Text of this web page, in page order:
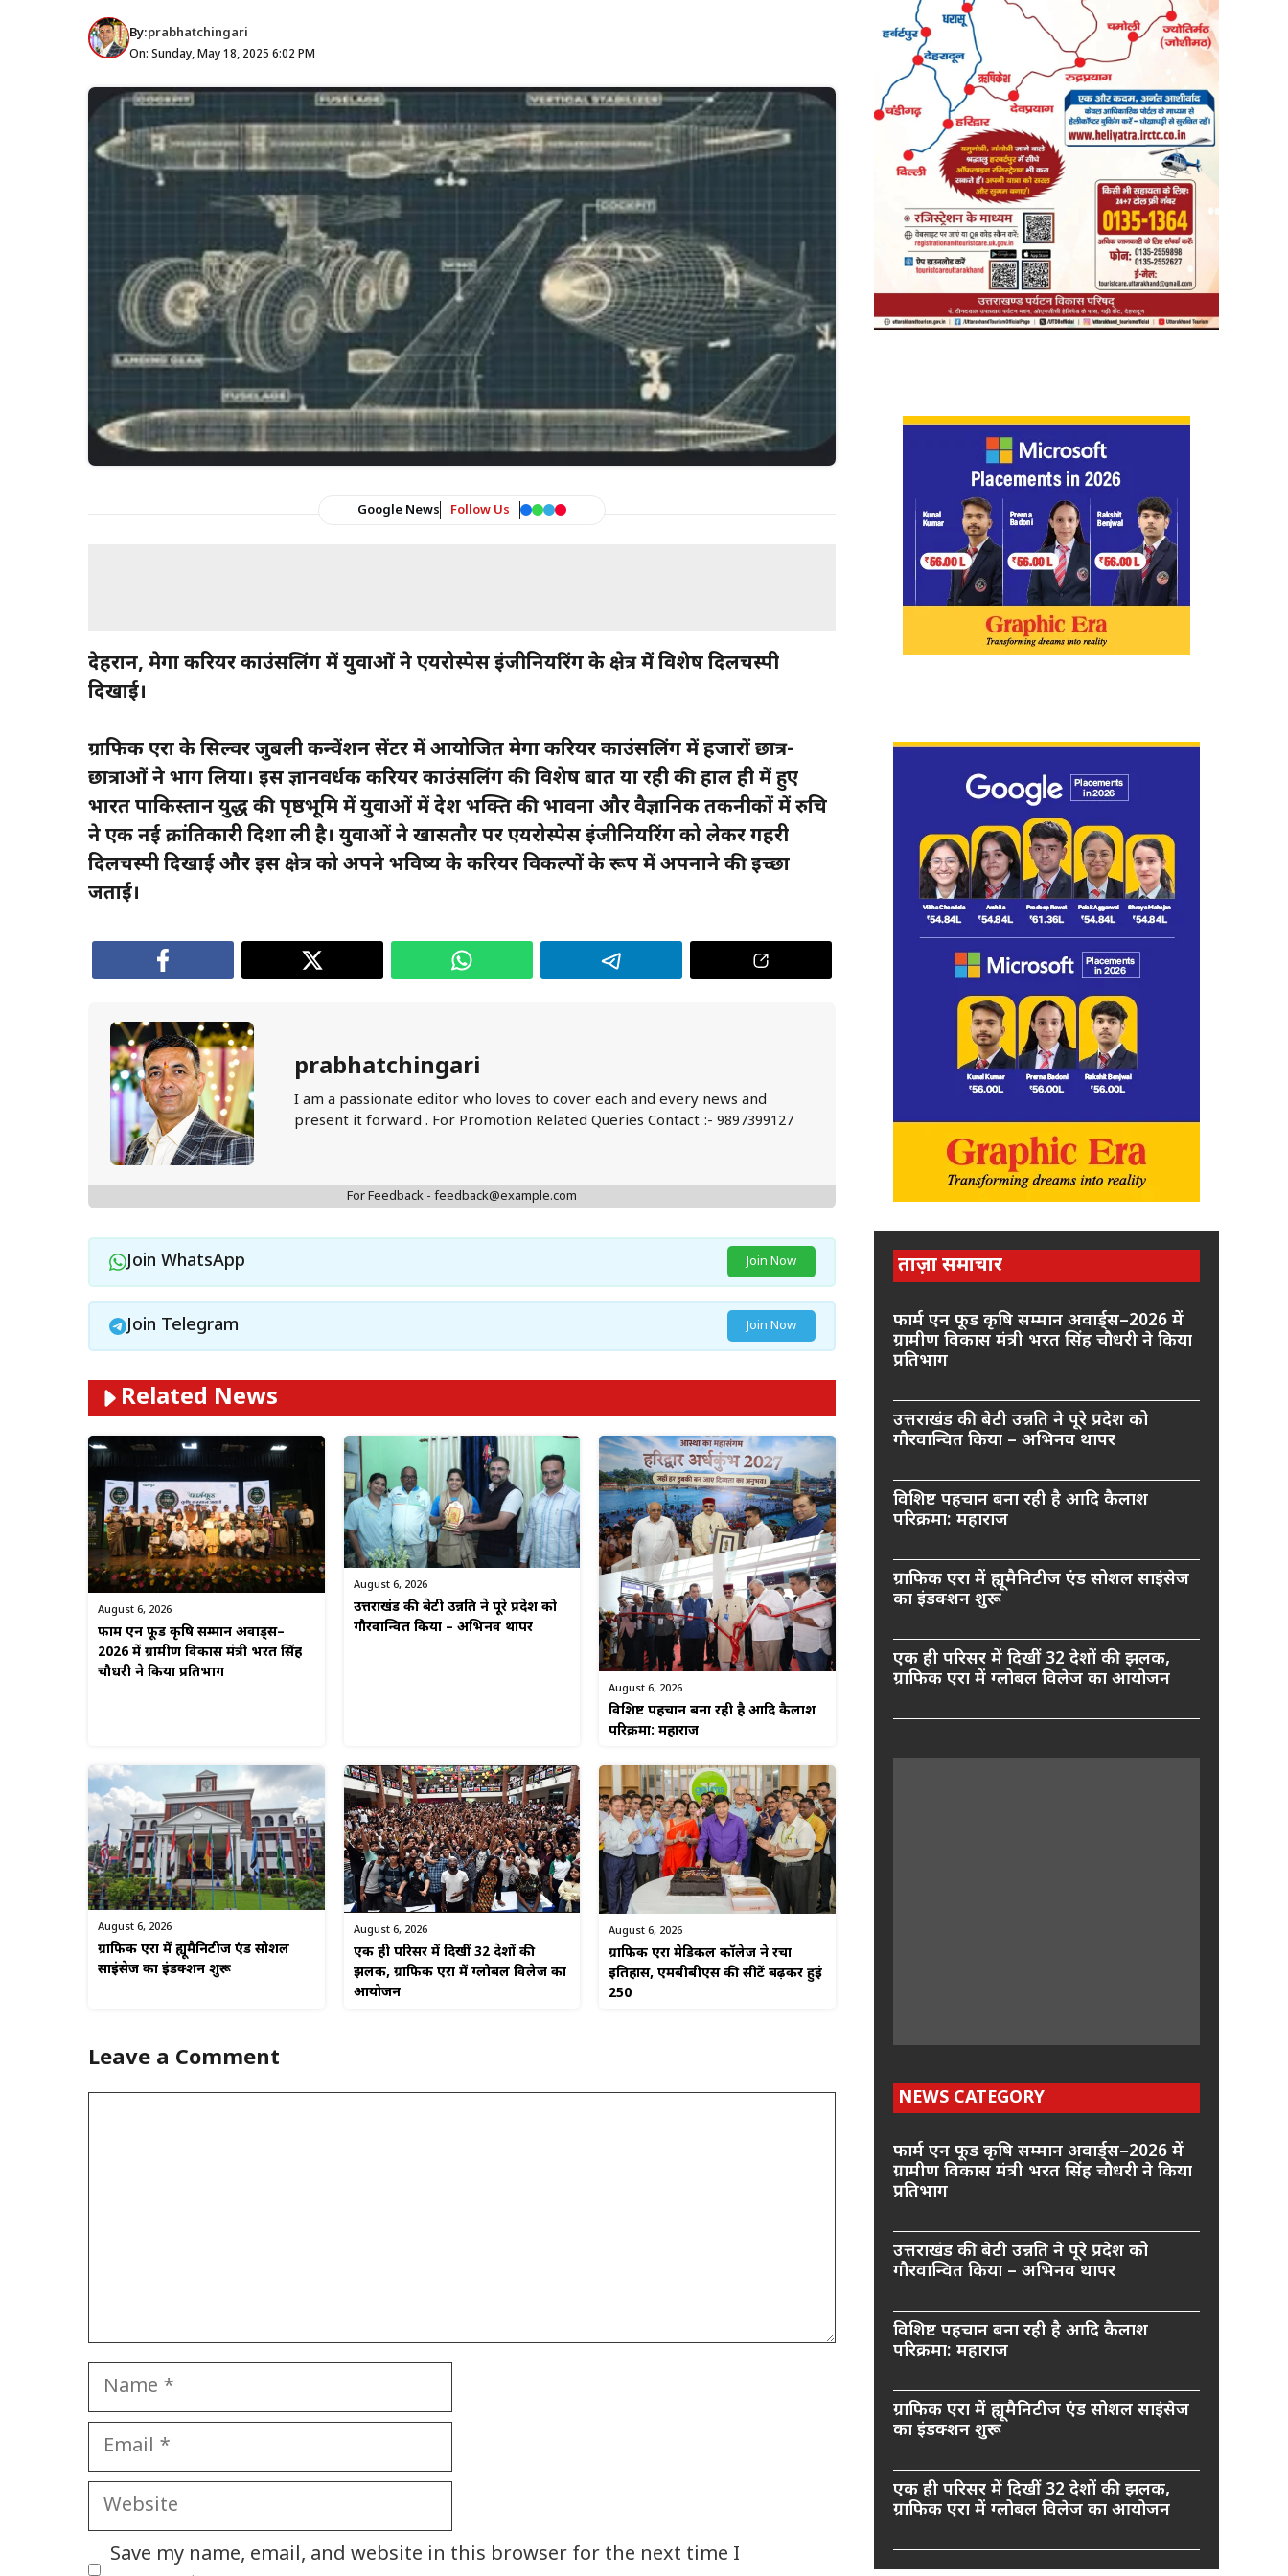
By:prabhatchingari
On: Sunday, May 18, 2025 6:02 PM
Google News Follow Us
देहरादून, मेगा करियर काउंसलिंग में युवाओं ने एयरोस्पेस इंजीनियरिंग के क्षेत्र में विशेष दिलचस्पी
दिखाई।
ग्राफिक एरा के सिल्वर जुबली कन्वेंशन सेंटर में आयोजित मेगा करियर काउंसलिंग में हजारों छात्र-
छात्राओं ने भाग लिया। इस ज्ञानवर्धक करियर काउंसलिंग की विशेष बात या रही की हाल ही में हुए
भारत पाकिस्तान युद्ध की पृष्ठभूमि में युवाओं में देश भक्ति की भावना और वैज्ञानिक तकनीकों में रुचि
ने एक नई क्रांतिकारी दिशा ली है। युवाओं ने खासतौर पर एयरोस्पेस इंजीनियरिंग को लेकर गहरी
दिलचस्पी दिखाई और इस क्षेत्र को अपने भविष्य के करियर विकल्पों के रूप में अपनाने की इच्छा
जताई।
prabhatchingari
I am a passionate editor who loves to cover each and every news and
present it forward . For Promotion Related Queries Contact :- 9897399127
For Feedback - feedback@example.com
Join WhatsApp Join Now
Join Telegram Join Now
Related News
August 6, 2026
फार्म एन फूड कृषि सम्मान अवार्ड्स–
2026 में ग्रामीण विकास मंत्री भरत सिंह
चौधरी ने किया प्रतिभाग
August 6, 2026
उत्तराखंड की बेटी उन्नति ने पूरे प्रदेश को
गौरवान्वित किया – अभिनव थापर
August 6, 2026
विशिष्ट पहचान बना रही है आदि कैलाश
परिक्रमा: महाराज
August 6, 2026
ग्राफिक एरा में ह्यूमैनिटीज एंड सोशल
साइंसेज का इंडक्शन शुरू
August 6, 2026
एक ही परिसर में दिखीं 32 देशों की
झलक, ग्राफिक एरा में ग्लोबल विलेज का
आयोजन
August 6, 2026
ग्राफिक एरा मेडिकल कॉलेज ने रचा
इतिहास, एमबीबीएस की सीटें बढ़कर हुईं
250
Leave a Comment
Name
Email
Website
Save my name, email, and website in this browser for the next time I
ताज़ा समाचार
फार्म एन फूड कृषि सम्मान अवार्ड्स–2026 में
ग्रामीण विकास मंत्री भरत सिंह चौधरी ने किया
प्रतिभाग
उत्तराखंड की बेटी उन्नति ने पूरे प्रदेश को
गौरवान्वित किया – अभिनव थापर
विशिष्ट पहचान बना रही है आदि कैलाश
परिक्रमा: महाराज
ग्राफिक एरा में ह्यूमैनिटीज एंड सोशल साइंसेज
का इंडक्शन शुरू
एक ही परिसर में दिखीं 32 देशों की झलक,
ग्राफिक एरा में ग्लोबल विलेज का आयोजन
NEWS CATEGORY
फार्म एन फूड कृषि सम्मान अवार्ड्स–2026 में
ग्रामीण विकास मंत्री भरत सिंह चौधरी ने किया
प्रतिभाग
उत्तराखंड की बेटी उन्नति ने पूरे प्रदेश को
गौरवान्वित किया – अभिनव थापर
विशिष्ट पहचान बना रही है आदि कैलाश
परिक्रमा: महाराज
ग्राफिक एरा में ह्यूमैनिटीज एंड सोशल साइंसेज
का इंडक्शन शुरू
एक ही परिसर में दिखीं 32 देशों की झलक,
ग्राफिक एरा में ग्लोबल विलेज का आयोजन